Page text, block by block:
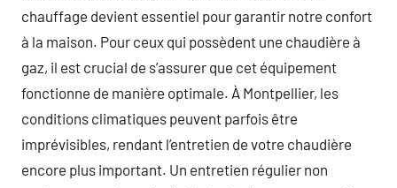
chauffage devient essentiel pour garantir notre confort
à la maison. Pour ceux qui possèdent une chaudière à
gaz, il est crucial de s’assurer que cet équipement
fonctionne de manière optimale. À Montpellier, les
conditions climatiques peuvent parfois être
imprévisibles, rendant l’entretien de votre chaudière
encore plus important. Un entretien régulier non